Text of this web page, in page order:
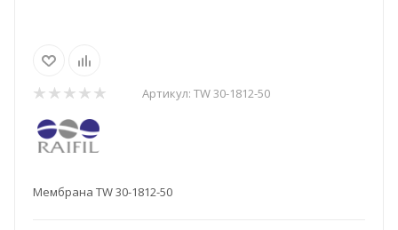
Артикул: TW 30-1812-50
Мембрана TW 30-1812-50